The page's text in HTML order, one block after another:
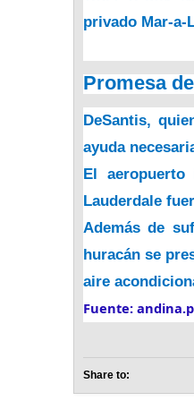
privado Mar-a-
Promesa
DeSantis,
ayuda
El
Lauderdale
Además de
huracán se
aire
Fuente:
Share to: